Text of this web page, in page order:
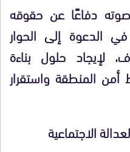
دفاعًا عن حقوقه
الدعوة إلى الحوار
لإيجاد حلول بناءة
أمن المنطقة واستقرار
الاجتماعية